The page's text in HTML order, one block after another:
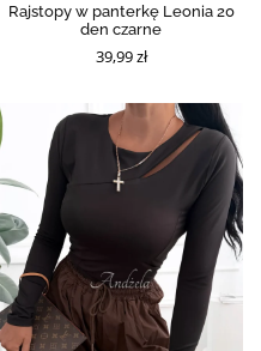
Rajstopy w panterkę Leonia 20
den czarne
39,99 zł